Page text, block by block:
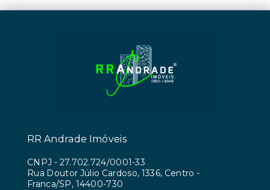
RR Andrade Imóveis
CNPJ - 27.702.724/0001-33
Rua Doutor Júlio Cardoso, 1336, Centro -
Franca/SP, 14400-730